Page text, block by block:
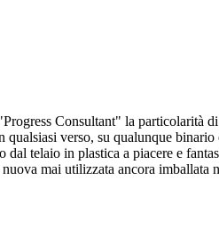
Consultant" la particolarità
verso, su qualunque binario
telaio in plastica a piacere e
per evitare danni alla merce